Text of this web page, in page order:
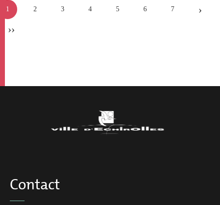
Page
actuelle
1 Page
2 Page
3 Page
4 Page
5 Page
6 Page
7
Contact